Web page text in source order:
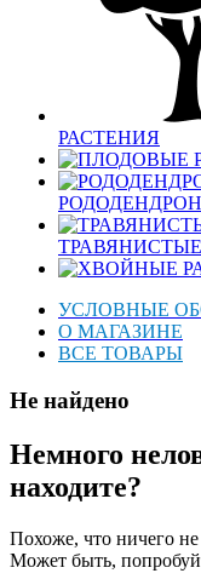
РАСТЕНИЯ
УСЛОВНЫЕ
О МАГАЗИНЕ
ВСЕ ТОВАРЫ
Не найдено
Немного
находите?
Похоже, что ничего
Может быть,